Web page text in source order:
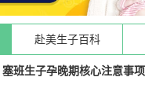
赴美生子百科
塞班生子孕晚期核心注意事